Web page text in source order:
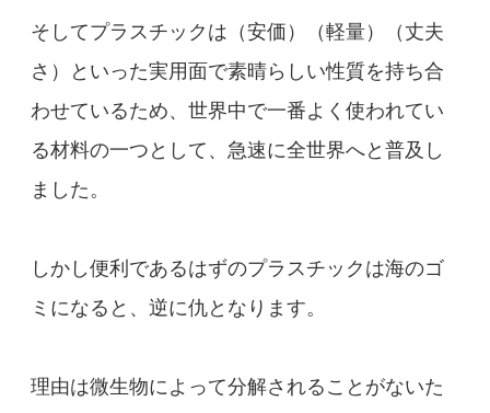
そしてプラスチックは（安価）（軽量）（丈夫
さ）といった実用面で素晴らしい性質を持ち合
わせているため、世界中で一番よく使われてい
る材料の一つとして、急速に全世界へと普及し
ました。
しかし便利であるはずのプラスチックは海のゴ
ミになると、逆に仇となります。
理由は微生物によって分解されることがないた